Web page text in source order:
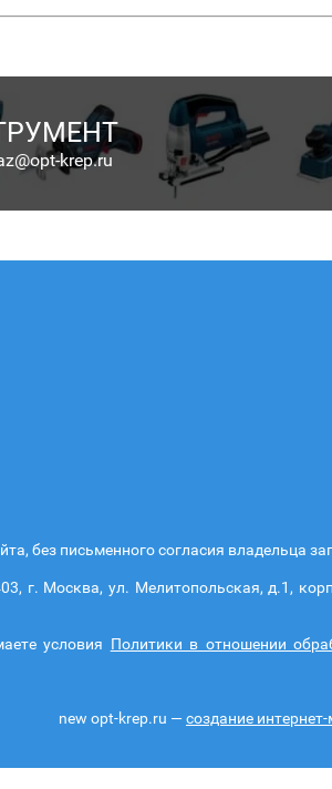
krep.ru
письменного согласия владельца
Москва, ул. Мелитопольская, д.1,
условия Политики в отношении
new opt-krep.ru —создание